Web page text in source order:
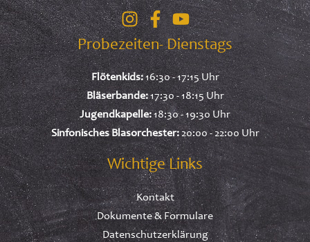
Probezeiten- Dienstags
Flötenkids:16:30 - 17:15 Uhr
Bläserbande:17:30 - 18:15 Uhr
Jugendkapelle:18:30 - 19:30 Uhr
Sinfonisches Blasorchester:20:00 - 22:00 Uhr
Wichtige Links
Kontakt
Dokumente & Formulare
Datenschutzerklärung